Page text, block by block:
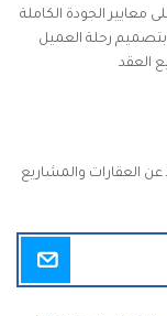
معايير الجودة الكاملة
بتصميم رحلة العميل
العقد
عن العقارات والمشاريع